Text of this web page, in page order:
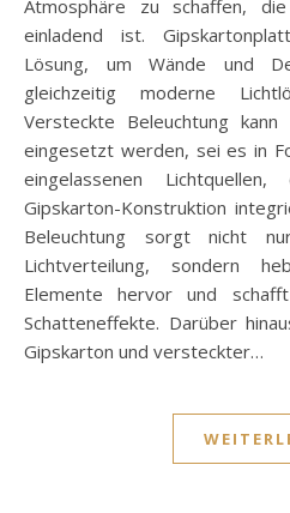
Atmosphäre zu schaffen,
einladend ist.
Lösung, um Wände und
gleichzeitig moderne
Versteckte Beleuchtung
eingesetzt werden, sei es in
eingelassenen
Gipskarton-Konstruktion
Beleuchtung sorgt nicht
Lichtverteilung, sondern
Elemente hervor und
Schatteneffekte. Darüber
Gipskarton und versteckter…